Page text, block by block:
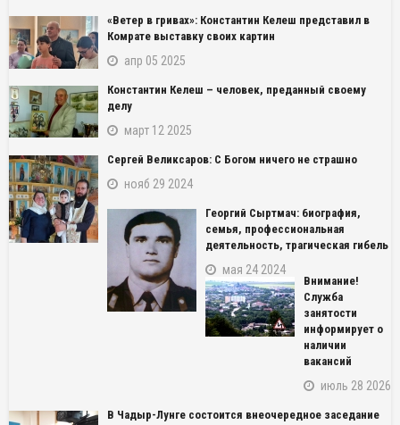
«Ветер в гривах»: Константин Келеш представил в
Комрате выставку своих картин
апр 05 2025
Константин Келеш – человек, преданный своему
делу
март 12 2025
Сергей Великсаров: С Богом ничего не страшно
нояб 29 2024
Георгий Сыртмач: биография,
семья, профессиональная
деятельность, трагическая гибель
мая 24 2024
Внимание!
Служба
занятости
информирует о
наличии
вакансий
июль 28 2026
В Чадыр-Лунге состоится внеочередное заседание